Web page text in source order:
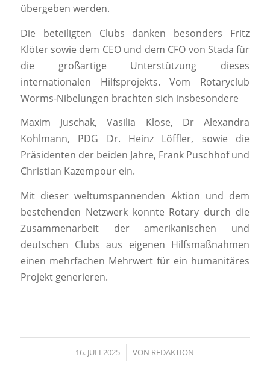
übergeben werden.
Die beteiligten Clubs danken besonders Fritz
Klöter sowie dem CEO und dem CFO von Stada für
die großartige Unterstützung dieses
internationalen Hilfsprojekts. Vom Rotaryclub
Worms-Nibelungen brachten sich insbesondere
Maxim Juschak, Vasilia Klose, Dr Alexandra
Kohlmann, PDG Dr. Heinz Löffler, sowie die
Präsidenten der beiden Jahre, Frank Puschhof und
Christian Kazempour ein.
Mit dieser weltumspannenden Aktion und dem
bestehenden Netzwerk konnte Rotary durch die
Zusammenarbeit der amerikanischen und
deutschen Clubs aus eigenen Hilfsmaßnahmen
einen mehrfachen Mehrwert für ein humanitäres
Projekt generieren.
16. JULI 2025
/ VON REDAKTION